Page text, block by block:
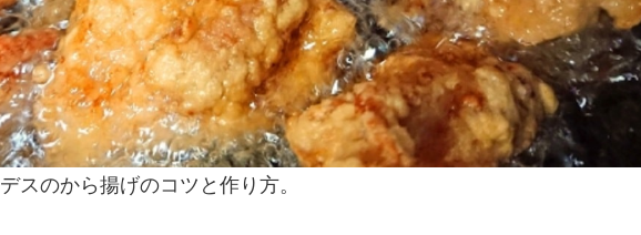
スのから揚げのコツと作り方。